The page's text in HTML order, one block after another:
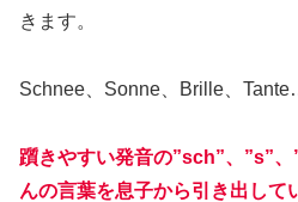
きます。
Schnee、Sonne、Brille、
躓きやすい発音の”sch”、”s”
んの言葉を息子から引き出して